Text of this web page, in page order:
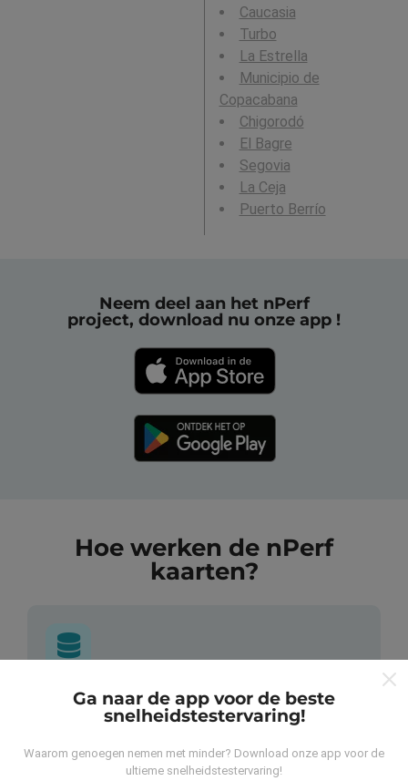
Caucasia
Turbo
La Estrella
Municipio de
Copacabana
Chigorodó
El Bagre
Segovia
La Ceja
Puerto Berrío
Neem deel aan het nPerf
project, download nu onze app !
Hoe werken de nPerf
kaarten?
Waar komen de gegevens vandaan?
uitgevoerd door gebruikers van de nPerf-applicatie. Dit
Ga naar de app voor de beste
snelheidstestervaring!
Waarom genoegen nemen met minder? Download onze app voor de
ultieme snelheidstestervaring!